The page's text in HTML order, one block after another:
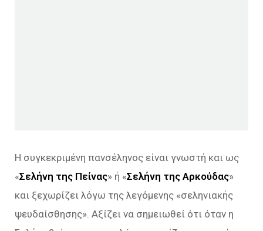
Η συγκεκριμένη πανσέληνος είναι γνωστή και ως
«Σελήνη της Πείνας» ή «Σελήνη της Αρκούδας»
και ξεχωρίζει λόγω της λεγόμενης «σεληνιακής
ψευδαίσθησης». Αξίζει να σημειωθεί ότι όταν η